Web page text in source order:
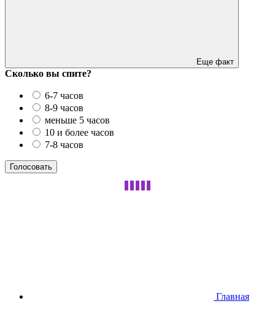
Еще факт
Сколько вы спите?
6-7 часов
8-9 часов
меньше 5 часов
10 и более часов
7-8 часов
Главная